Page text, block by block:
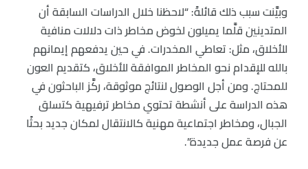
وبيَّنت سبب ذلك قائلةً: “لاحظنا خلال الدراسات السابقة أن
المتدينين قلَّما يميلون لخوض مخاطر ذات دلالات منافية
للأخلاق، مثل: تعاطي المخدرات. في حين يدفعهم إيمانهم
بالله للإقدام نحو المخاطر الموافقة للأخلاق، كتقديم العون
للمحتاج. ومن أجل الوصول لنتائج موثوقة، ركَّز الباحثون في
هذه الدراسة على أنشطة تحتوي مخاطر ترفيهية كتسلق
الجبال، ومخاطر اجتماعية مهنية كالانتقال لمكان جديد بحثًا
عن فرصة عمل جديدة”.